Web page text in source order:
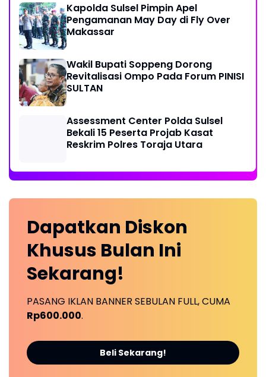
Kapolda Sulsel Pimpin Apel
Pengamanan May Day di Fly Over
Makassar
Wakil Bupati Soppeng Dorong
Revitalisasi Ompo Pada Forum PINISI
SULTAN
Assessment Center Polda Sulsel
Bekali 15 Peserta Projab Kasat
Reskrim Polres Toraja Utara
Dapatkan Diskon
Khusus Bulan Ini
Sekarang!
PASANG IKLAN BANNER SEBULAN FULL, CUMA
Rp600.000.
Beli Sekarang!